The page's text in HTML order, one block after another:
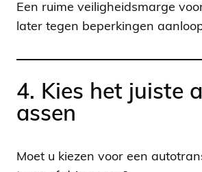
Een ruime veiligheidsmarge
later tegen beperkingen
4. Kies het juiste
assen
Moet u kiezen voor een